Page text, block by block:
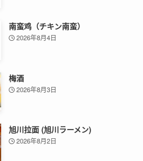
南蛮鸡（チキン南蛮）
2026年8月4日
梅酒
2026年8月3日
旭川拉面 (旭川ラーメン)
2026年8月2日